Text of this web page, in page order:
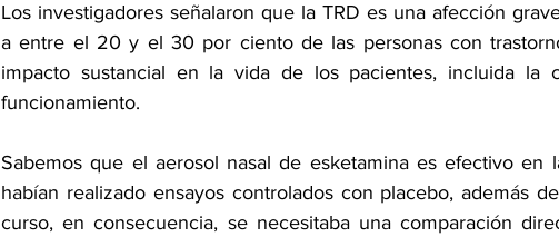
Los investigadores señalaron que la TRD es una afección
a entre el 20 y el 30 por ciento de las personas con
impacto sustancial en la vida de los pacientes, incluida
funcionamiento.
Sabemos que el aerosol nasal de esketamina es efectivo en
habían realizado ensayos controlados con placebo, además
curso, en consecuencia, se necesitaba una comparación